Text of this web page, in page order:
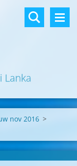
Lanka
nov 2016 >